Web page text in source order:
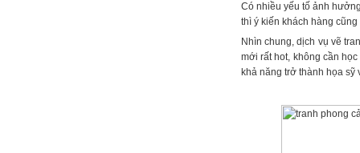
Có nhiều yếu tố ảnh
thì ý kiến khách hàng
Nhìn chung, dịch vụ vẽ
mới rất hot, không cần
khả năng trở thành họa sỹ